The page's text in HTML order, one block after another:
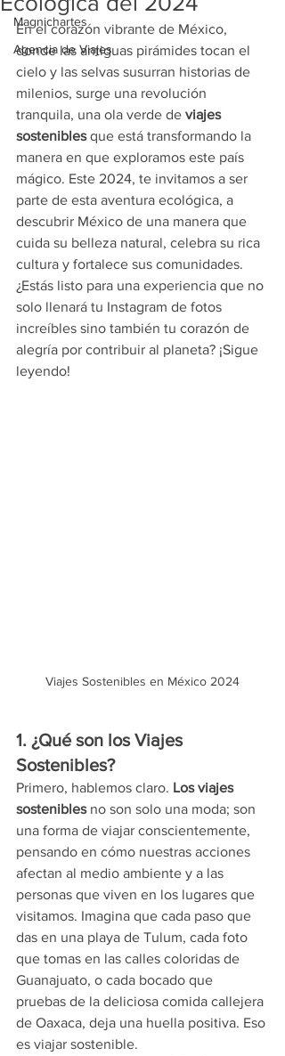
Magnichartes
Agencia de Viajes
En el corazón vibrante de México,
donde las antiguas pirámides tocan el
cielo y las selvas susurran historias de
milenios, surge una revolución
tranquila, una ola verde de viajes
sostenibles que está transformando la
manera en que exploramos este país
mágico. Este 2024, te invitamos a ser
parte de esta aventura ecológica, a
descubrir México de una manera que
cuida su belleza natural, celebra su rica
cultura y fortalece sus comunidades.
¿Estás listo para una experiencia que no
solo llenará tu Instagram de fotos
increíbles sino también tu corazón de
alegría por contribuir al planeta? ¡Sigue
leyendo!
Viajes Sostenibles en México 2024
1. ¿Qué son los Viajes
Sostenibles?
Primero, hablemos claro. Los viajes
sostenibles no son solo una moda; son
una forma de viajar conscientemente,
pensando en cómo nuestras acciones
afectan al medio ambiente y a las
personas que viven en los lugares que
visitamos. Imagina que cada paso que
das en una playa de Tulum, cada foto
que tomas en las calles coloridas de
Guanajuato, o cada bocado que
pruebas de la deliciosa comida callejera
de Oaxaca, deja una huella positiva. Eso
es viajar sostenible.